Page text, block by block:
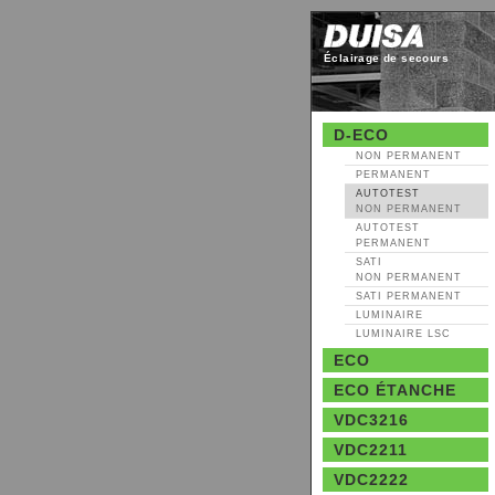
Éclairage de secours
D-ECO
NON PERMANENT
PERMANENT
AUTOTEST
NON PERMANENT
AUTOTEST
PERMANENT
SATI
NON PERMANENT
SATI PERMANENT
LUMINAIRE
LUMINAIRE LSC
ECO
ECO ÉTANCHE
VDC3216
VDC2211
VDC2222